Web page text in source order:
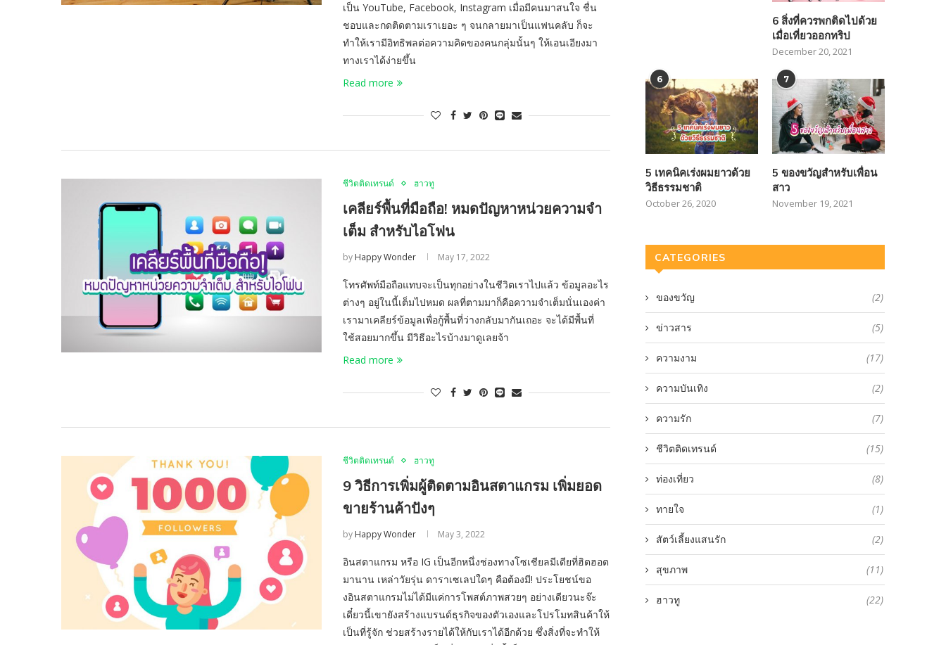
เป็น YouTube, Facebook, Instagram เมื่อมีคนมาสนใจ ชื่น
ชอบและกดติดตามเราเยอะ ๆ จนกลายมาเป็นแฟนคลับ ก็จะ
ทำให้เรามีอิทธิพลต่อความคิดของคนกลุ่มนั้นๆ ให้เอนเอียงมา
ทางเราได้ง่ายขึ้น
Read more
ชีวิตติดเทรนด์ ฮาวทู
เคลียร์พื้นที่มือถือ! หมดปัญหาหน่วยความจำ
เต็ม สำหรับไอโฟน
by Happy Wonder May 17, 2022
โทรศัพท์มือถือแทบจะเป็นทุกอย่างในชีวิตเราไปแล้ว ข้อมูลอะไร
ต่างๆ อยู่ในนี้เต็มไปหมด ผลที่ตามมาก็คือความจำเต็มนั่นเองค่า
เรามาเคลียร์ข้อมูลเพื่อกู้พื้นที่ว่างกลับมากันเถอะ จะได้มีพื้นที่
ใช้สอยมากขึ้น มีวิธีอะไรบ้างมาดูเลยจ้า
Read more
ชีวิตติดเทรนด์ ฮาวทู
9 วิธีการเพิ่มผู้ติดตามอินสตาแกรม เพิ่มยอด
ขายร้านค้าปังๆ
by Happy Wonder May 3, 2022
อินสตาแกรม หรือ IG เป็นอีกหนึ่งช่องทางโซเชียลมีเดียที่ฮิตฮอต
มานาน เหล่าวัยรุ่น ดาราเซเลปใดๆ คือต้องมี! ประโยชน์ขอ
งอินสตาแกรมไม่ได้มีแค่การโพสต์ภาพสวยๆ อย่างเดียวนะจ๊ะ
เดี๋ยวนี้เขายังสร้างแบรนด์ธุรกิจของตัวเองและโปรโมทสินค้าให้
เป็นที่รู้จัก ช่วยสร้างรายได้ให้กับเราได้อีกด้วย ซึ่งสิ่งที่จะทำให้
6 สิ่งที่ควรพกติดไปด้วย
เมื่อเที่ยวออกทริป
December 20, 2021
6
5 เทคนิคเร่งผมยาวด้วย
วิธีธรรมชาติ
October 26, 2020
7
5 ของขวัญสำหรับเพื่อน
สาว
November 19, 2021
CATEGORIES
ของขวัญ (2)
ข่าวสาร (5)
ความงาม (17)
ความบันเทิง (2)
ความรัก (7)
ชีวิตติดเทรนด์ (15)
ท่องเที่ยว (8)
ทายใจ (1)
สัตว์เลี้ยงแสนรัก (2)
สุขภาพ (11)
ฮาวทู (22)